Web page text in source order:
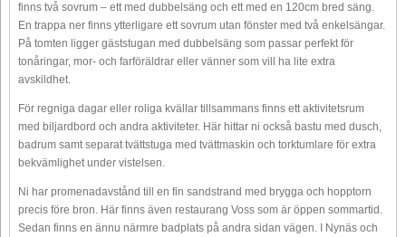
finns två sovrum – ett med dubbelsäng och ett med en 120cm bred säng.
En trappa ner finns ytterligare ett sovrum utan fönster med två enkelsängar.
På tomten ligger gäststugan med dubbelsäng som passar perfekt för
tonåringar, mor- och farföräldrar eller vänner som vill ha lite extra
avskildhet.
För regniga dagar eller roliga kvällar tillsammans finns ett aktivitetsrum
med biljardbord och andra aktiviteter. Här hittar ni också bastu med dusch,
badrum samt separat tvättstuga med tvättmaskin och torktumlare för extra
bekvämlighet under vistelsen.
Ni har promenadavstånd till en fin sandstrand med brygga och hopptorn
precis före bron. Här finns även restaurang Voss som är öppen sommartid.
Sedan finns en ännu närmre badplats på andra sidan vägen. I Nynäs och